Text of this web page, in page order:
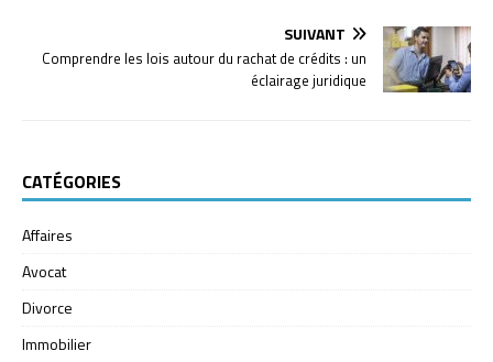
SUIVANT
Comprendre les lois autour du rachat de crédits : un
éclairage juridique
CATÉGORIES
Affaires
Avocat
Divorce
Immobilier